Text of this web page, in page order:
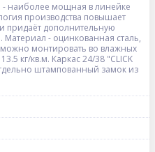
- наиболее мощная в линейке
производства повышает
придаёт дополнительную
Материал - оцинкованная сталь,
монтировать во влажных
кг/кв.м. Каркас 24/38 "CLICK
штампованный замок из